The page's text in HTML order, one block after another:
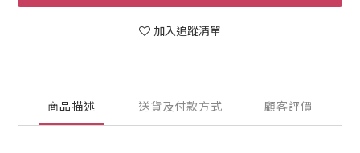
加入追蹤清單
商品描述 送貨及付款方式 顧客評價